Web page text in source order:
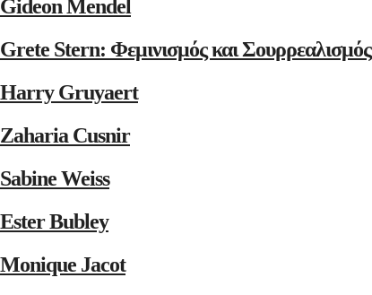
Gideon Mendel
Grete Stern: Φεμινισμός και Σουρρεαλισμός
Harry Gruyaert
Zaharia Cusnir
Sabine Weiss
Ester Bubley
Monique Jacot